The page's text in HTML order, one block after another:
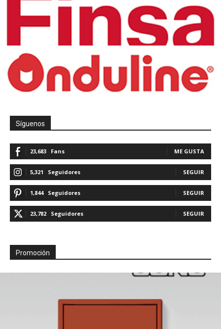
Síguenos
23,683 Fans ME GUSTA
5,321 Seguidores SEGUIR
1,844 Seguidores SEGUIR
23,782 Seguidores SEGUIR
Promoción